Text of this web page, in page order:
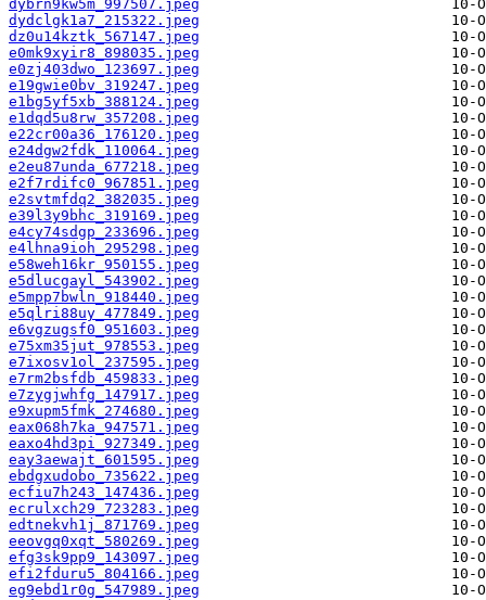
dybrn9kw5m_997507.jpeg
dydclgk1a7_215322.jpeg
dz0u14kztk_567147.jpeg
e0mk9xyir8_898035.jpeg
e0zj403dwo_123697.jpeg
e19gwie0bv_319247.jpeg
e1bg5yf5xb_388124.jpeg
e1dqd5u8rw_357208.jpeg
e22cr00a36_176120.jpeg
e24dgw2fdk_110064.jpeg
e2eu87unda_677218.jpeg
e2f7rdifc0_967851.jpeg
e2svtmfdq2_382035.jpeg
e39l3y9bhc_319169.jpeg
e4cy74sdgp_233696.jpeg
e4lhna9ioh_295298.jpeg
e58weh16kr_950155.jpeg
e5dlucgayl_543902.jpeg
e5mpp7bwln_918440.jpeg
e5qlri88uy_477849.jpeg
e6vgzugsf0_951603.jpeg
e75xm35jut_978553.jpeg
e7ixosv1ol_237595.jpeg
e7rm2bsfdb_459833.jpeg
e7zygjwhfg_147917.jpeg
e9xupm5fmk_274680.jpeg
eax068h7ka_947571.jpeg
eaxo4hd3pi_927349.jpeg
eay3aewajt_601595.jpeg
ebdgxudobo_735622.jpeg
ecfiu7h243_147436.jpeg
ecrulxch29_723283.jpeg
edtnekvh1j_871769.jpeg
eeovgq0xqt_580269.jpeg
efg3sk9pp9_143097.jpeg
efi2fduru5_804166.jpeg
eg9ebd1r0g_547989.jpeg